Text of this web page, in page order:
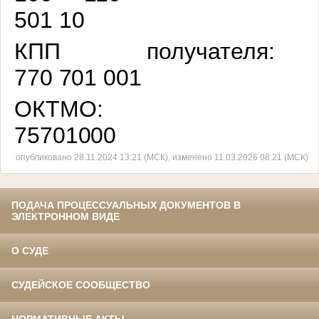
501 10
КПП получателя:
770 701 001
ОКТМО:
75701000
опубликовано 28.11.2024 13:21 (МСК), изменено 11.03.2026 08:21 (МСК)
ПОДАЧА ПРОЦЕССУАЛЬНЫХ ДОКУМЕНТОВ В
ЭЛЕКТРОННОМ ВИДЕ
О СУДЕ
СУДЕЙСКОЕ СООБЩЕСТВО